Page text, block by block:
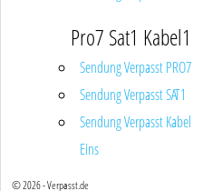
Pro7 Sat1 Kabel1
Sendung Verpasst PRO7
Sendung Verpasst SAT1
Sendung Verpasst Kabel
Eins
© 2026 - Verpasst.de